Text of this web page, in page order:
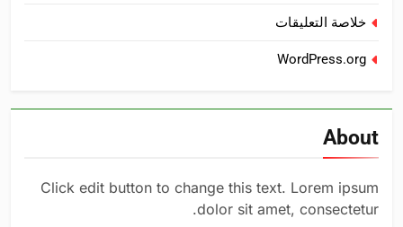
خلاصة التعليقات
WordPress.org
About
Click edit button to change this text. Lorem ipsum
dolor sit amet, consectetur.